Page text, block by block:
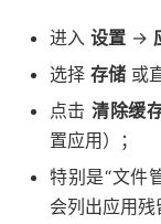
进入 设置 →
选择 存储 或
点击清除缓
置应用）；
特别是“文件
会列出应用残